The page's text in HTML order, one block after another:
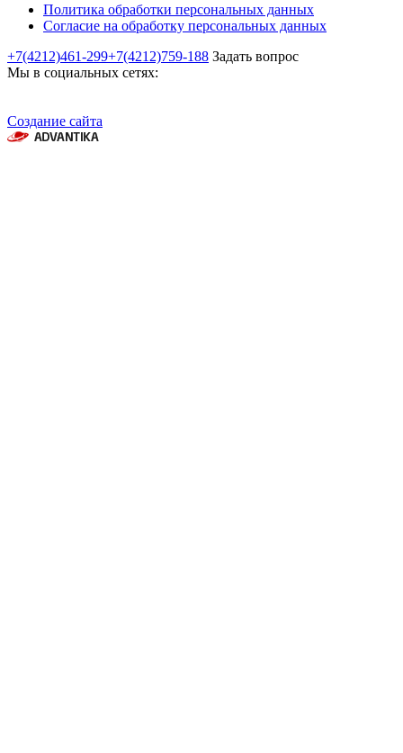
Политика обработки персональных данных
Согласие на обработку персональных данных
+7(4212)461-299+7(4212)759-188 Задать вопрос
Мы в социальных сетях:
Создание сайта